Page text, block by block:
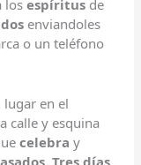
losespíritus de
enviandoles
o un teléfono
lugar en el
calle y esquina
celebra y